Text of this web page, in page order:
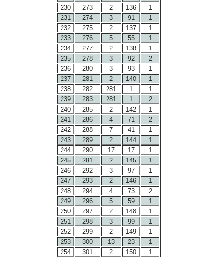
230
273 2 136
1
231
274 3 91
1
232
275 2 137
1
233
276 5 55
1
234
277 2 138
1
235
278 3 92
2
236
280 3 93
1
237
281 2 140
1
238
282 281 1
1
239
283 281 1
2
240
285 2 142
1
241
286 4 71
2
242
288 7 41
1
243
289 2 144
1
244
290 17 17
1
245
291 2 145
1
246
292 3 97
1
247
293 2 146
1
248
294 4 73
2
249
296 5 59
1
250
297 2 148
1
251
298 3 99
1
252
299 2 149
1
253
300 13 23
1
254
301 2 150
1